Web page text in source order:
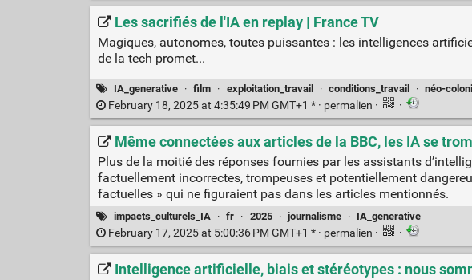
Les sacrifiés de l'IA en replay | France TV
Magiques, autonomes, toutes puissantes : les intelligences
de la tech promet...
IA_generative · film · exploitation_travail · conditions_travail · néo-
February 18, 2025 at 4:35:49 PM GMT+1 * · permalien · ·
Même connectées aux articles de la BBC, les IA se
Plus de la moitié des réponses fournies par les assistants
factuellement incorrectes, trompeuses et potentiellement
factuelles » qui ne figuraient pas dans les articles mentionnés.
impacts_culturels_IA · fr · 2025 · journalisme · IA_generative
February 17, 2025 at 5:00:36 PM GMT+1 * · permalien · ·
Intelligence artificielle, biais et stéréotypes : nous